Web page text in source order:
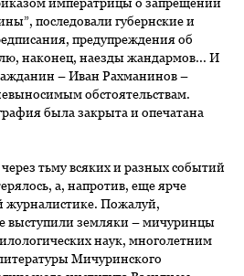
последовали губернские и
предупреждения об
наконец, наезды жандармов... И
– Иван Рахманинов –
обстоятельствам.
была закрыта и опечатана
тьму всяких и разных событий
а, напротив, еще ярче
журналистике. Пожалуй,
выступили земляки – мичуринцы
наук, многолетним
Мичуринского